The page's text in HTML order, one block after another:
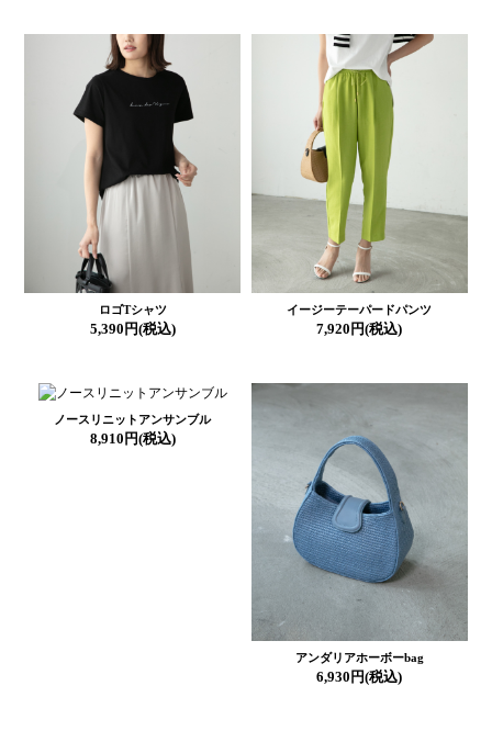
ロゴTシャツ
5,390円(税込)
イージーテーパードパンツ
7,920円(税込)
ノースリニットアンサンブル
8,910円(税込)
アンダリアホーボーbag
6,930円(税込)